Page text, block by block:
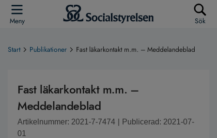
Meny Sök
Start Publikationer Fast läkarkontakt m.m. – Meddelandeblad
Fast läkarkontakt m.m. –
Meddelandeblad
Artikelnummer: 2021-7-7474
Publicerad: 2021-07-
01